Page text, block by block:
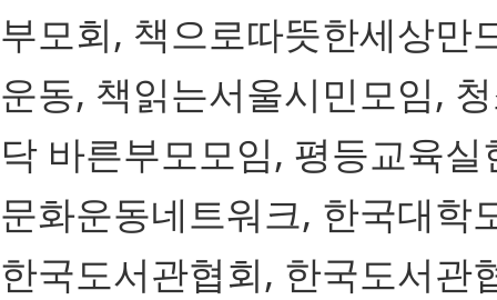
부모회, 책으로따뜻한세상만
운동, 책읽는서울시민모임,
닥 바른부모모임, 평등교육
문화운동네트워크, 한국대학
한국도서관협회, 한국도서관